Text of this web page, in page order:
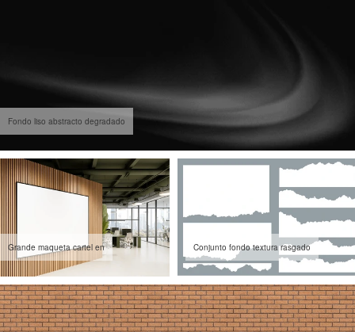
Fondo liso abstracto degradado
Grande maqueta cartel en Conjunto fondo textura rasgado